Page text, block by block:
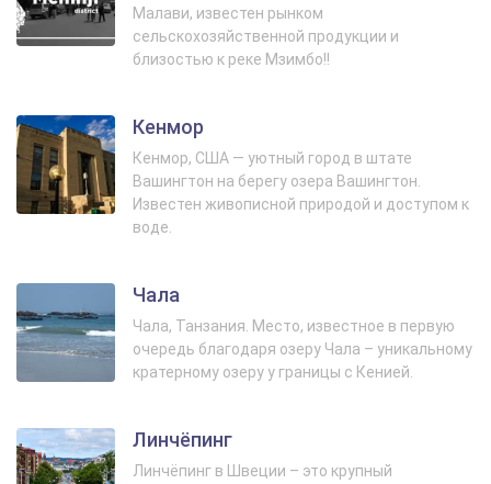
Малави, известен рынком
сельскохозяйственной продукции и
близостью к реке Мзимбо!!
Кенмор
Кенмор, США — уютный город в штате
Вашингтон на берегу озера Вашингтон.
Известен живописной природой и доступом к
воде.
Чала
Чала, Танзания. Место, известное в первую
очередь благодаря озеру Чала – уникальному
кратерному озеру у границы с Кенией.
Линчёпинг
Линчёпинг в Швеции – это крупный